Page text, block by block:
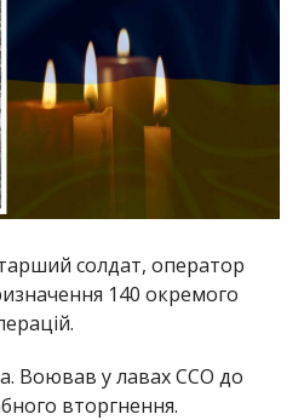
солдат, оператор
140 окремого
Воював у лавах ССО до
вторгнення.